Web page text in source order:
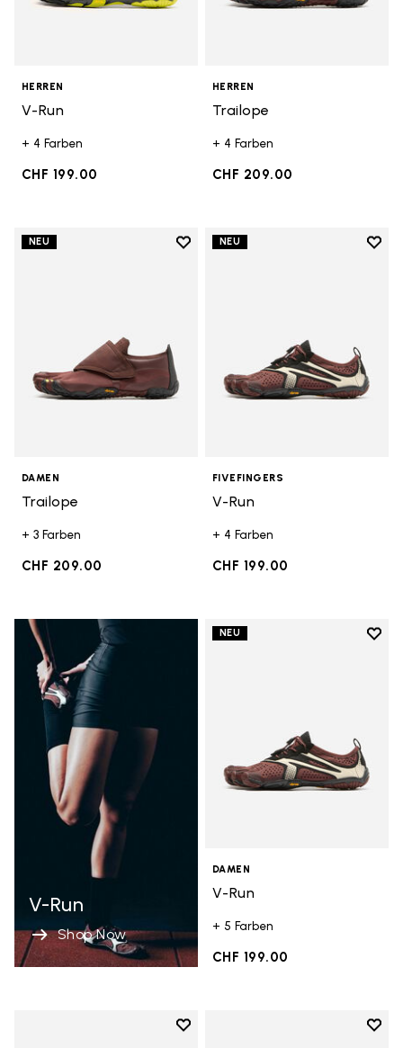
HERREN
V-Run
+ 4 Farben
CHF 199.00
HERREN
Trailope
+ 4 Farben
CHF 209.00
NEU
Add to wishlist
DAMEN
Trailope
+ 3 Farben
CHF 209.00
NEU
Add
FIVEFINGERS
V-Run
+ 4 Farben
CHF 199.00
V-Run
Shop Now
NEU
Add
DAMEN
V-Run
+ 5 Farben
CHF 199.00
Add to wishlist
Add